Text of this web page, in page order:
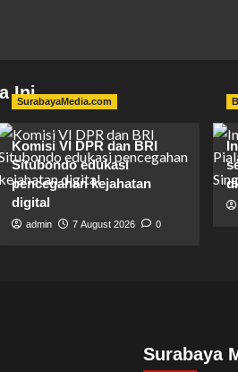
Ini
SurabayaMedia.com
Komisi VI DPR dan BRI
Situbondo edukasi
pencegahan kejahatan
digital
admin 7 August 2026 0
Surabaya